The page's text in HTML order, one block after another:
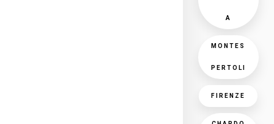
A
MONTES
PERTOLI
FIRENZE